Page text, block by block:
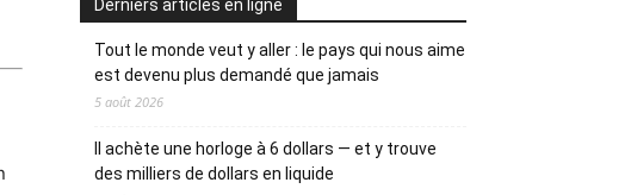
Derniers articles en ligne
Tout le monde veut y aller : le pays qui nous aime
est devenu plus demandé que jamais
5 août 2026
Il achète une horloge à 6 dollars — et y trouve
des milliers de dollars en liquide